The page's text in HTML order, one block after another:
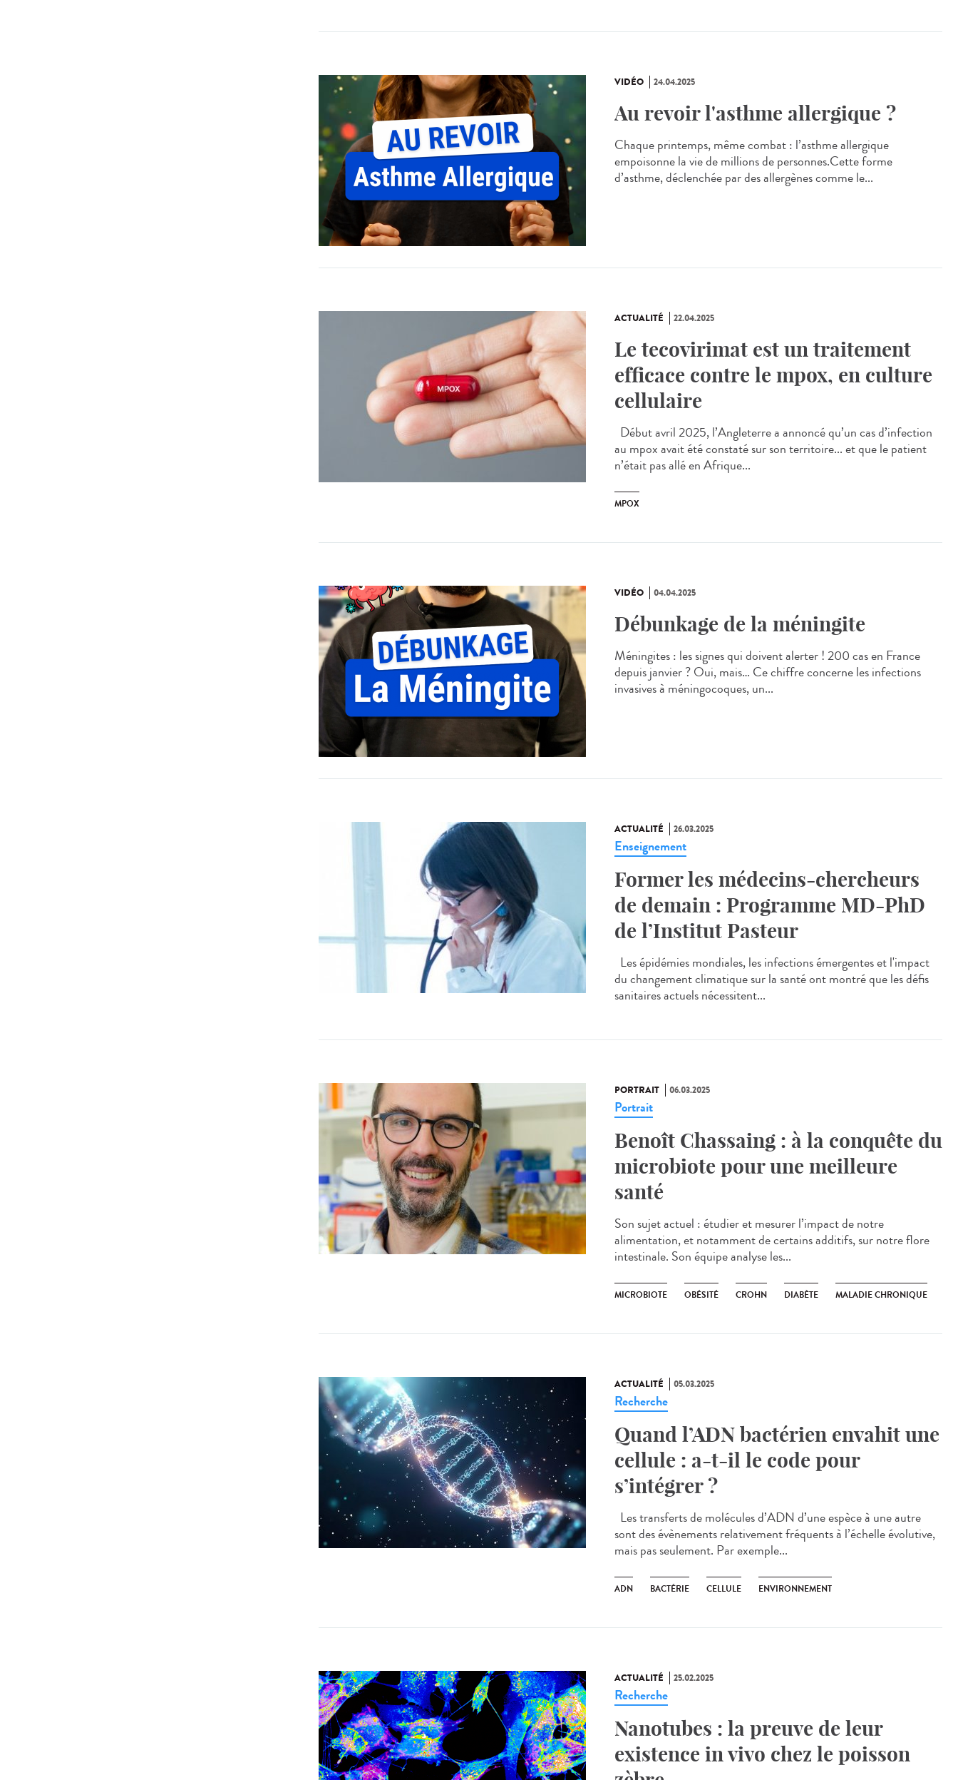
VIDÉO 24.04.2025
Au revoir l'asthme allergique ?
Chaque printemps, même combat : l’asthme allergique
empoisonne la vie de millions de personnes.Cette forme
d’asthme, déclenchée par des allergènes comme le...
ACTUALITÉ 22.04.2025
Le tecovirimat est un traitement
efficace contre le mpox, en culture
cellulaire
Début avril 2025, l’Angleterre a annoncé qu’un cas d’infection
au mpox avait été constaté sur son territoire... et que le patient
n’était pas allé en Afrique...
MPOX
VIDÉO 04.04.2025
Débunkage de la méningite
Méningites : les signes qui doivent alerter ! 200 cas en France
depuis janvier ? Oui, mais… Ce chiffre concerne les infections
invasives à méningocoques, un...
ACTUALITÉ 26.03.2025
Enseignement
Former les médecins-chercheurs
de demain : Programme MD-PhD
de l’Institut Pasteur
Les épidémies mondiales, les infections émergentes et l'impact
du changement climatique sur la santé ont montré que les défis
sanitaires actuels nécessitent...
PORTRAIT 06.03.2025
Portrait
Benoît Chassaing : à la conquête du
microbiote pour une meilleure
santé
Son sujet actuel : étudier et mesurer l’impact de notre
alimentation, et notamment de certains additifs, sur notre flore
intestinale. Son équipe analyse les...
MICROBIOTE OBÉSITÉ CROHN DIABÈTE MALADIE CHRONIQUE
ACTUALITÉ 05.03.2025
Recherche
Quand l’ADN bactérien envahit une
cellule : a-t-il le code pour
s’intégrer ?
Les transferts de molécules d’ADN d’une espèce à une autre
sont des évènements relativement fréquents à l’échelle évolutive,
mais pas seulement. Par exemple...
ADN BACTÉRIE CELLULE ENVIRONNEMENT
ACTUALITÉ 25.02.2025
Recherche
Nanotubes : la preuve de leur
existence in vivo chez le poisson